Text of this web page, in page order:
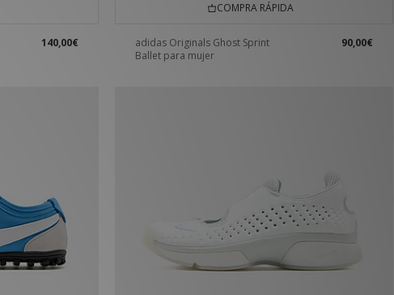
140,00€
COMPRA RÁPIDA
adidas Originals Ghost Sprint
Ballet para mujer
90,00€